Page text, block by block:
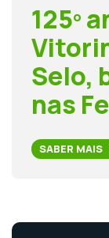
125º
Selo,
nas
SABER MAIS